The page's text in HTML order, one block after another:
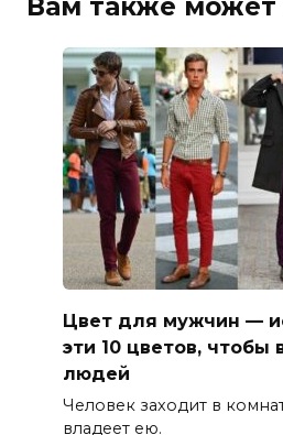
Вам также может
Цвет для мужчин —
эти 10 цветов, чтобы
людей
Человек заходит в
владеет ею.